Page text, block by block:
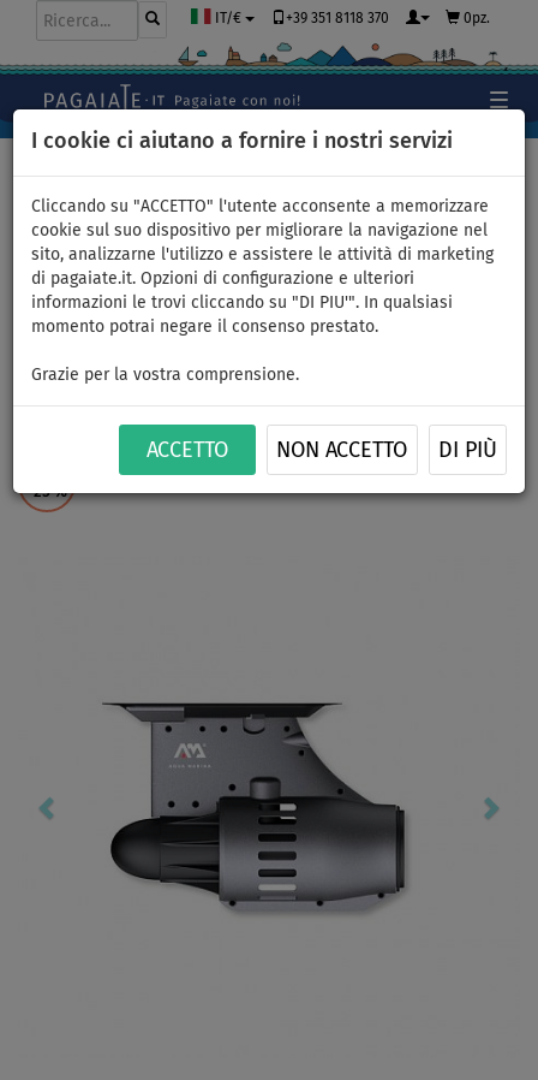
I cookie ci aiutano a fornire i nostri servizi
Cliccando su "ACCETTO" l'utente acconsente a memorizzare
cookie sul suo dispositivo per migliorare la navigazione nel
sito, analizzarne l'utilizzo e assistere le attività di marketing
di pagaiate.it. Opzioni di configurazione e ulteriori
informazioni le trovi cliccando su "DI PIU'". In qualsiasi
momento potrai negare il consenso prestato.
Grazie per la vostra comprensione.
ACCETTO NON ACCETTO DI PIÙ
IT/€ +39 351 8118 370 0pz.
MOTORE AQUA MARINA
BlueDrive S Power fin -
motore per SUP gonfiabili,
kayak
-25 %